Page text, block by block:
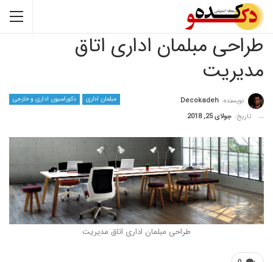
مبلمان اداری اتاق
دکوراسیون اداری و خارجی
Decokadeh
جولای 25, 2018
طراحی مبلمان اداری اتاق مدیریت